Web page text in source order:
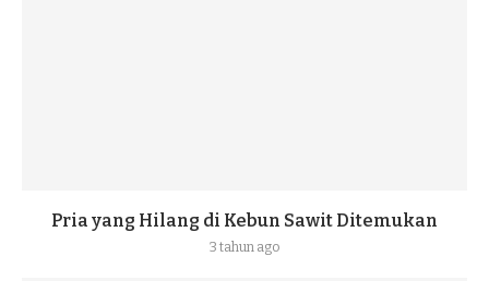
Pria yang Hilang di Kebun Sawit Ditemukan
3 tahun ago